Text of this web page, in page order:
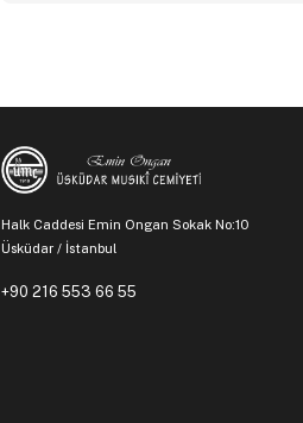
Halk Caddesi Emin Ongan Sokak No:10
Üsküdar / İstanbul
+90 216 553 66 55